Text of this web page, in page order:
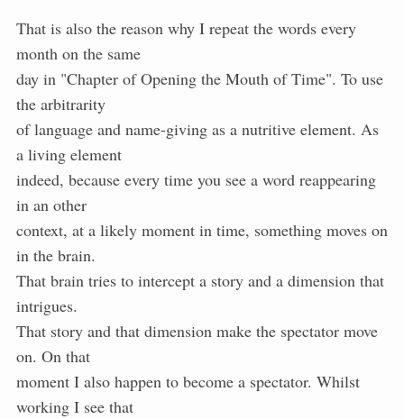
That is also the reason why I repeat the words every
month on the same
day in "Chapter of Opening the Mouth of Time". To use
the arbitrarity
of language and name-giving as a nutritive element. As
a living element
indeed, because every time you see a word reappearing
in an other
context, at a likely moment in time, something moves on
in the brain.
That brain tries to intercept a story and a dimension that
intrigues.
That story and that dimension make the spectator move
on. On that
moment I also happen to become a spectator. Whilst
working I see that